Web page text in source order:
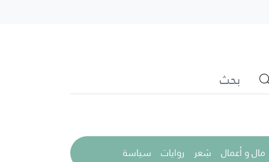
مال و أعمال شِعر روايات سياسة